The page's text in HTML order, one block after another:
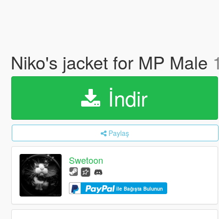
Niko's jacket for MP Male
İndir
Paylaş
Swetoon
ile Bağışta Bulunun